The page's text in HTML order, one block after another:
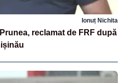
Ionuț Nichita
reclamat de FRF după